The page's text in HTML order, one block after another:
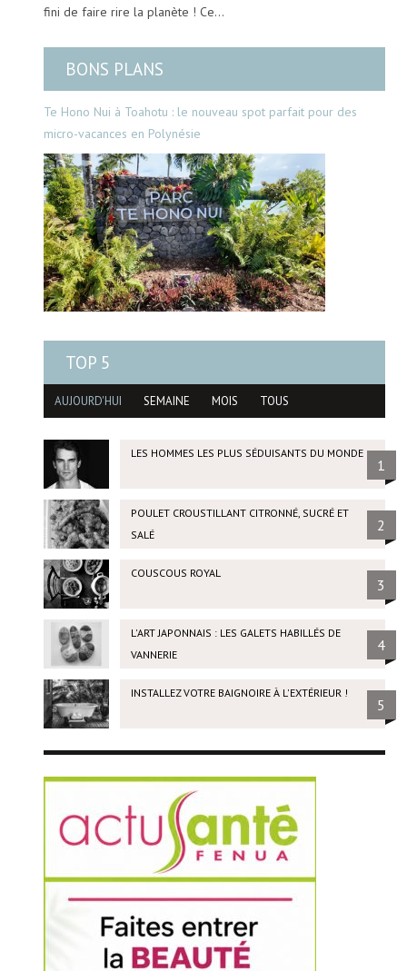
fini de faire rire la planète ! Ce…
BONS PLANS
Te Hono Nui à Toahotu : le nouveau spot parfait pour des
micro-vacances en Polynésie
TOP 5
AUJOURD'HUI SEMAINE MOIS TOUS
LES HOMMES LES PLUS SÉDUISANTS DU MONDE
1
POULET CROUSTILLANT CITRONNÉ, SUCRÉ ET
SALÉ
2
COUSCOUS ROYAL
3
L'ART JAPONNAIS : LES GALETS HABILLÉS DE
VANNERIE
4
INSTALLEZ VOTRE BAIGNOIRE À L'EXTÉRIEUR !
5